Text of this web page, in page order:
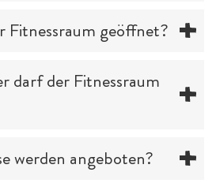
Fitnessraum geöffnet?
darf der Fitnessraum
werden angeboten?